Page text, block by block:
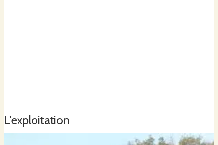
L'exploitation